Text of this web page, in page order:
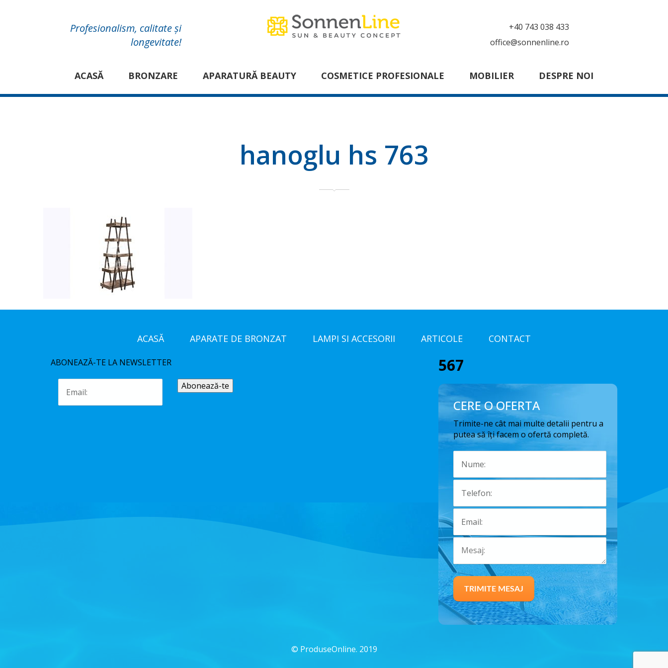
Profesionalism, calitate și
longevitate!
+40 743 038 433
office@sonnenline.ro
ACASĂ BRONZARE APARATURĂ BEAUTY COSMETICE PROFESIONALE MOBILIER DESPRE NOI
hanoglu hs 763
ACASĂ APARATE DE BRONZAT LAMPI SI ACCESORII ARTICOLE CONTACT
ABONEAZĂ-TE LA NEWSLETTER 567
CERE O OFERTA
Trimite-ne cât mai multe detalii pentru a
putea să îți facem o ofertă completă.
© ProduseOnline. 2019